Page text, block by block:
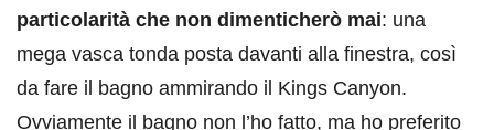
particolarità che non dimenticherò mai: una
mega vasca tonda posta davanti alla finestra, così
da fare il bagno ammirando il Kings Canyon.
Ovviamente il bagno non l’ho fatto, ma ho preferito